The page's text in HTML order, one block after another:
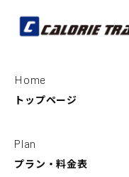
Home
トップページ
Plan
プラン・料金表